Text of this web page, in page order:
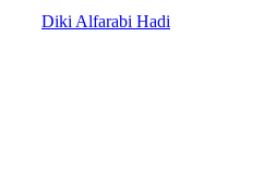
Diki Alfarabi Hadi